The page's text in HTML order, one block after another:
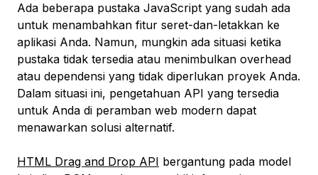
Ada beberapa pustaka JavaScript yang sudah ada
untuk menambahkan fitur seret-dan-letakkan ke
aplikasi Anda. Namun, mungkin ada situasi ketika
pustaka tidak tersedia atau menimbulkan overhead
atau dependensi yang tidak diperlukan proyek Anda.
Dalam situasi ini, pengetahuan API yang tersedia
untuk Anda di peramban web modern dapat
menawarkan solusi alternatif.
HTML Drag and Drop API bergantung pada model